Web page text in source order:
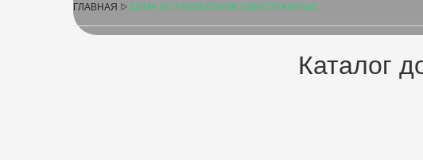
ГЛАВНАЯ ᐅ ДОМА ИЗ ГАЗОБЛОКОВ ОДНОЭТАЖНЫЕ
Каталог